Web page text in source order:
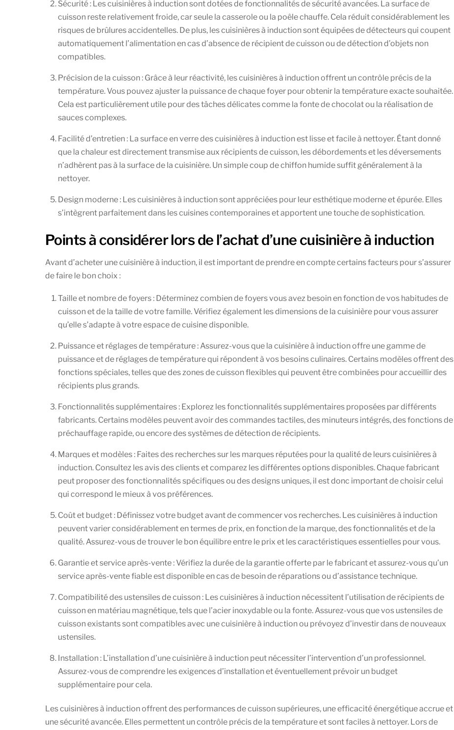
Sécurité : Les cuisinières à induction sont dotées de fonctionnalités de sécurité avancées. La surface de
cuisson reste relativement froide, car seule la casserole ou la poêle chauffe. Cela réduit considérablement les
risques de brûlures accidentelles. De plus, les cuisinières à induction sont équipées de détecteurs qui coupent
automatiquement l’alimentation en cas d’absence de récipient de cuisson ou de détection d’objets non
compatibles.
Précision de la cuisson : Grâce à leur réactivité, les cuisinières à induction offrent un contrôle précis de la
température. Vous pouvez ajuster la puissance de chaque foyer pour obtenir la température exacte souhaitée.
Cela est particulièrement utile pour des tâches délicates comme la fonte de chocolat ou la réalisation de
sauces complexes.
Facilité d’entretien : La surface en verre des cuisinières à induction est lisse et facile à nettoyer. Étant donné
que la chaleur est directement transmise aux récipients de cuisson, les débordements et les déversements
n’adhèrent pas à la surface de la cuisinière. Un simple coup de chiffon humide suffit généralement à la
nettoyer.
Design moderne : Les cuisinières à induction sont appréciées pour leur esthétique moderne et épurée. Elles
s’intègrent parfaitement dans les cuisines contemporaines et apportent une touche de sophistication.
Points à considérer lors de l’achat d’une cuisinière à induction
Avant d’acheter une cuisinière à induction, il est important de prendre en compte certains facteurs pour s’assurer
de faire le bon choix :
Taille et nombre de foyers : Déterminez combien de foyers vous avez besoin en fonction de vos habitudes de
cuisson et de la taille de votre famille. Vérifiez également les dimensions de la cuisinière pour vous assurer
qu’elle s’adapte à votre espace de cuisine disponible.
Puissance et réglages de température : Assurez-vous que la cuisinière à induction offre une gamme de
puissance et de réglages de température qui répondent à vos besoins culinaires. Certains modèles offrent des
fonctions spéciales, telles que des zones de cuisson flexibles qui peuvent être combinées pour accueillir des
récipients plus grands.
Fonctionnalités supplémentaires : Explorez les fonctionnalités supplémentaires proposées par différents
fabricants. Certains modèles peuvent avoir des commandes tactiles, des minuteurs intégrés, des fonctions de
préchauffage rapide, ou encore des systèmes de détection de récipients.
Marques et modèles : Faites des recherches sur les marques réputées pour la qualité de leurs cuisinières à
induction. Consultez les avis des clients et comparez les différentes options disponibles. Chaque fabricant
peut proposer des fonctionnalités spécifiques ou des designs uniques, il est donc important de choisir celui
qui correspond le mieux à vos préférences.
Coût et budget : Définissez votre budget avant de commencer vos recherches. Les cuisinières à induction
peuvent varier considérablement en termes de prix, en fonction de la marque, des fonctionnalités et de la
qualité. Assurez-vous de trouver le bon équilibre entre le prix et les caractéristiques essentielles pour vous.
Garantie et service après-vente : Vérifiez la durée de la garantie offerte par le fabricant et assurez-vous qu’un
service après-vente fiable est disponible en cas de besoin de réparations ou d’assistance technique.
Compatibilité des ustensiles de cuisson : Les cuisinières à induction nécessitent l’utilisation de récipients de
cuisson en matériau magnétique, tels que l’acier inoxydable ou la fonte. Assurez-vous que vos ustensiles de
cuisson existants sont compatibles avec une cuisinière à induction ou prévoyez d’investir dans de nouveaux
ustensiles.
Installation : L’installation d’une cuisinière à induction peut nécessiter l’intervention d’un professionnel.
Assurez-vous de comprendre les exigences d’installation et éventuellement prévoir un budget
supplémentaire pour cela.
Les cuisinières à induction offrent des performances de cuisson supérieures, une efficacité énergétique accrue et
une sécurité avancée. Elles permettent un contrôle précis de la température et sont faciles à nettoyer. Lors de